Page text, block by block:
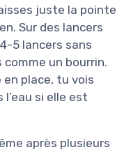
juste la pointe
Sur des lancers
5 lancers sans
un bourrin.
place, tu vois
si elle est
après plusieurs